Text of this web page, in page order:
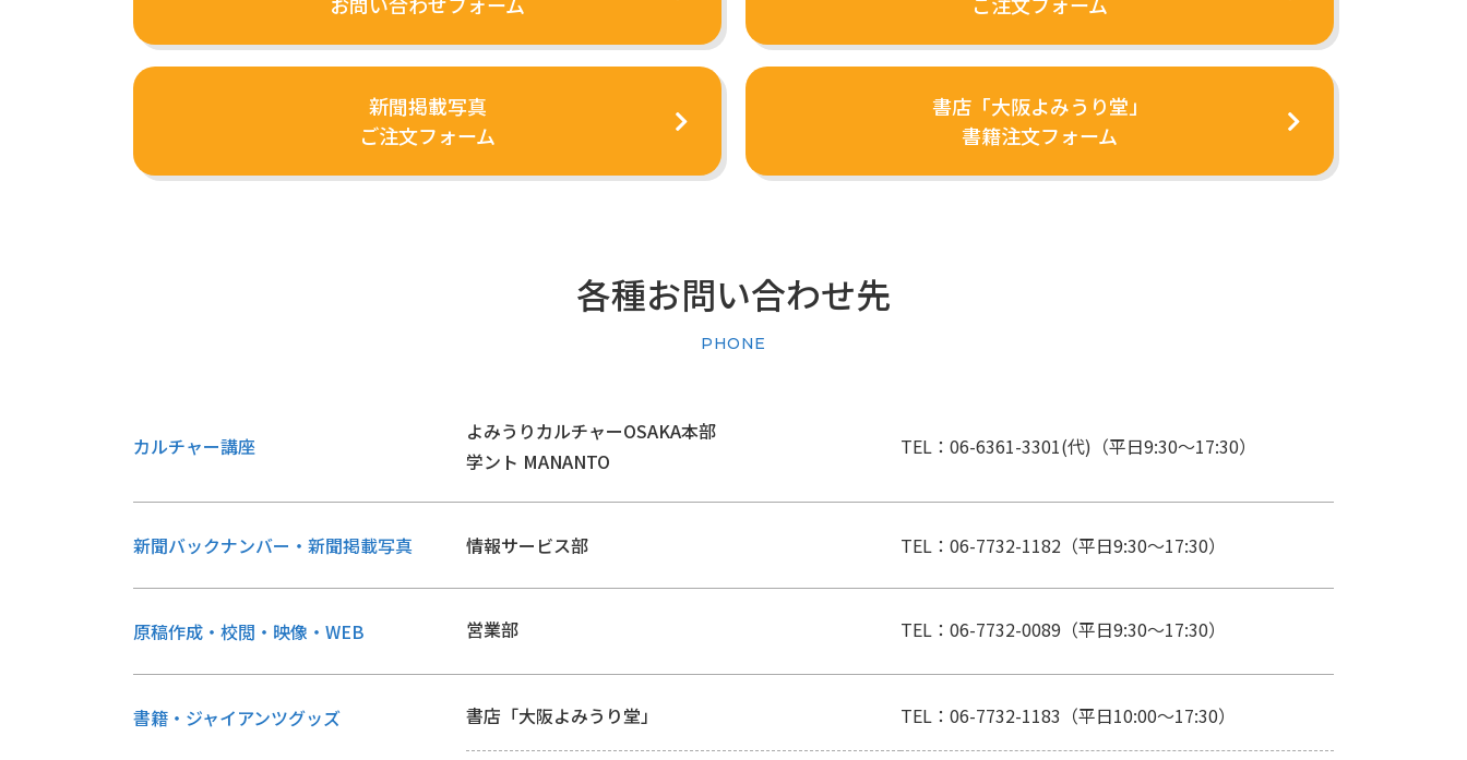
新聞掲載写真
ご注文フォーム
書店「大阪よみうり堂」
書籍注文フォーム
各種お問い合わせ先
PHONE
カルチャー講座
よみうりカルチャーOSAKA本部
学ント MANANTO
TEL：06-6361-3301(代)（平日9:30～17:30）
新聞バックナンバー・新聞掲載写真 情報サービス部 TEL： 06-7732-1182（平日9:30～17:30）
原稿作成・校閲・映像・WEB 営業部 TEL： 06-7732-0089（平日9:30～17:30）
書籍・ジャイアンツグッズ 書店「大阪よみうり堂」 TEL： 06-7732-1183 （平日10:00～17:30）